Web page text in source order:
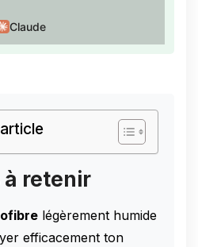
Claude
retenir
légèrement humide
efficacement ton